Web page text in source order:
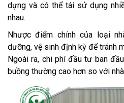
dựng và có thể tái sử dụng
nhau.
Nhược điểm chính của loại
dưỡng, vệ sinh định kỳ để tránh
Ngoài ra, chi phí đầu tư ban
buồng thường cao hơn so với